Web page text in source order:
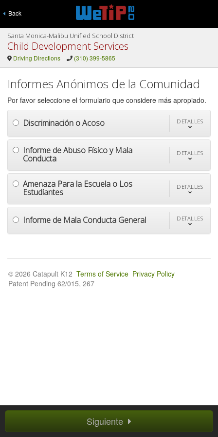
Back
Santa Monica-Malibu Unified School District
Child Development Services
Driving Directions (310) 399-5865
Informes Anónimos de la Comunidad
Por favor seleccione el formulario que considere más apropiado.
Discriminación o Acoso DETALLES
Informe de Abuso Físico y Mala
Conducta
DETALLES
Amenaza Para la Escuela o Los
Estudiantes
DETALLES
Informe de Mala Conducta General DETALLES
Siguiente
© 2026 Catapult K12 Terms of Service Privacy Policy
Patent Pending 62/015, 267